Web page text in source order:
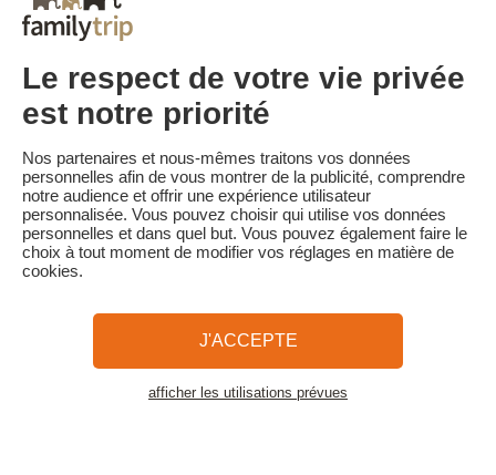
Les pénalités d'annulation sont calculées sur la base du barème
suivant :
• Annulation 60 jours ou plus avant la date de début du séjour :
acompte conservé
• Annulation moins de 60 jours avant la date de début du séjour :
100 % du prix du séjour est conservé
Familytrip vous conseille de souscrire l'assurance annulation de
son partenaire AREAS Assurances. Souscrivez au moment de la
réservation ou dans les 48h suivant votre réservation par
téléphone.
CGV et Charte de Confidentialité
La Presse parle de nous
Plan du site
Le respect de votre vie privée
est notre priorité
Nos partenaires et nous-mêmes traitons vos données
personnelles afin de vous montrer de la publicité, comprendre
notre audience et offrir une expérience utilisateur
personnalisée. Vous pouvez choisir qui utilise vos données
personnelles et dans quel but. Vous pouvez également faire le
choix à tout moment de modifier vos réglages en matière de
cookies.
J'ACCEPTE
afficher les utilisations prévues